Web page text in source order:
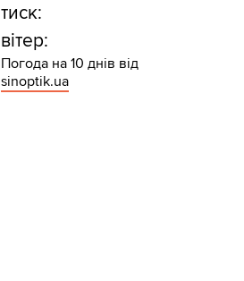
тиск:
вітер:
Погода на 10 днів від
sinoptik.ua